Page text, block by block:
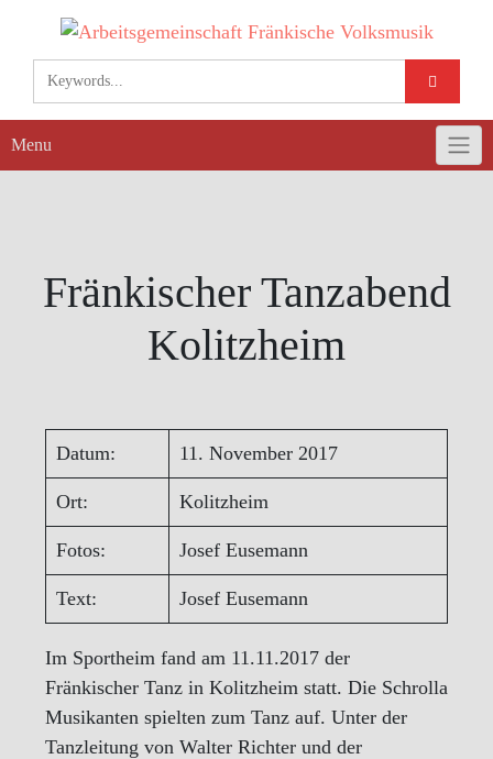
content
Menu
Fränkischer Tanzabend
Kolitzheim
Datum: 11. November 2017
Ort: Kolitzheim
Fotos: Josef Eusemann
Text: Josef Eusemann
Im Sportheim fand am 11.11.2017 der
Fränkischer Tanz in Kolitzheim statt. Die Schrolla
Musikanten spielten zum Tanz auf. Unter der
Tanzleitung von Walter Richter und der